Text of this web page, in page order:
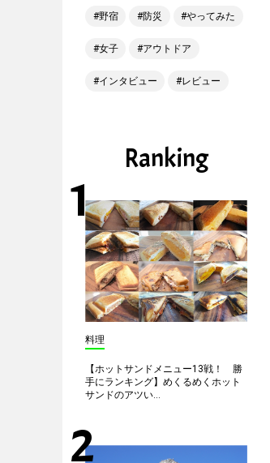
野宿 防災 やってみた
女子 アウトドア
インタビュー レビュー
Ranking
料理
【ホットサンドメニュー13戦！ 勝
手にランキング】めくるめくホット
サンドのアツい...